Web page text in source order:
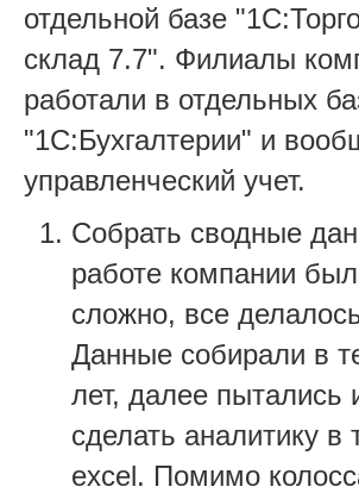
отдельной базе
склад 7.7". Филиалы
работали в отдельных
"1С:Бухгалтерии" и
управленческий учет.
Собрать сводные
работе компании
сложно, все
Данные собирали в
лет, далее пытались
сделать аналитику в
excel. Помимо